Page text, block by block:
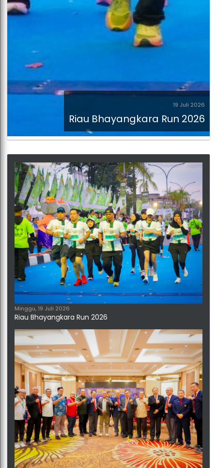
19 Juli 2026
Riau Bhayangkara Run 2026
Minggu, 19 Juli 2026
Riau Bhayangkara Run 2026